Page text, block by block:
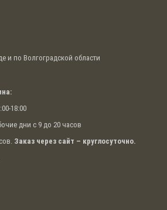
и по Волгоградской области
18:00
дни с 9 до 20 часов
Заказ через сайт – круглосуточно.